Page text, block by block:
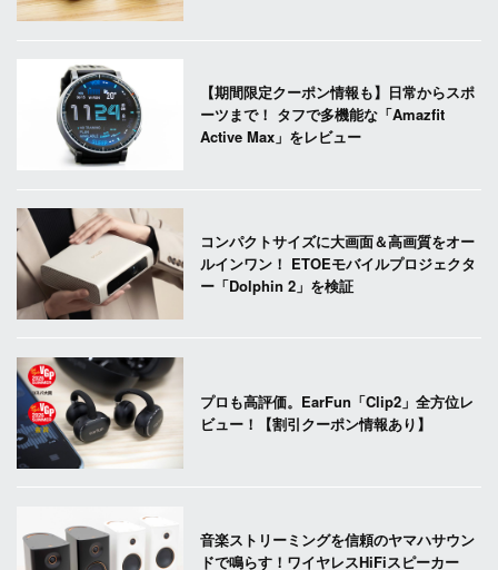
【期間限定クーポン情報も】日常からスポ
ーツまで！ タフで多機能な「Amazfit
Active Max」をレビュー
コンパクトサイズに大画面＆高画質をオー
ルインワン！ ETOEモバイルプロジェクタ
ー「Dolphin 2」を検証
プロも高評価。EarFun「Clip2」全方位レ
ビュー！【割引クーポン情報あり】
音楽ストリーミングを信頼のヤマハサウン
ドで鳴らす！ワイヤレスHiFiスピーカー